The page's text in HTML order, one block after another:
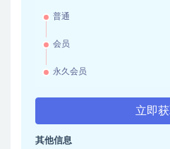
普通
会员
永久会员
立即
其他信息